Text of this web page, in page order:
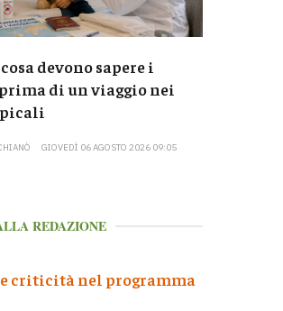
devono sapere i
di un viaggio nei
GIOVEDÌ 06 AGOSTO 2026 09:05
REDAZIONE
criticità nel programma